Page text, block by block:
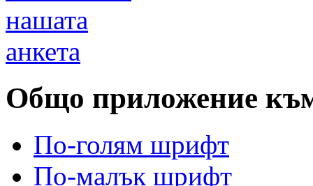
нашата
анкета
Общо приложение
По-голям шрифт
По-малък шрифт